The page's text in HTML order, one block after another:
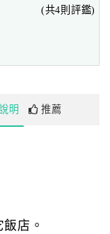
綴，
的承諾。
合古典與風雅的裝
(共4則評鑑)
明 推薦
店。